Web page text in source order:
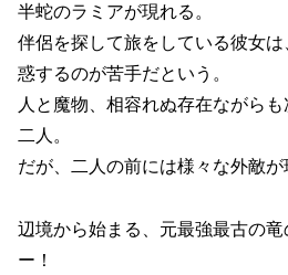
半蛇のラミアが現れる。
伴侶を探して旅をしている彼女
惑するのが苦手だという。
人と魔物、相容れぬ存在ながら
二人。
だが、二人の前には様々な外敵
辺境から始まる、元最強最古の竜
ー！